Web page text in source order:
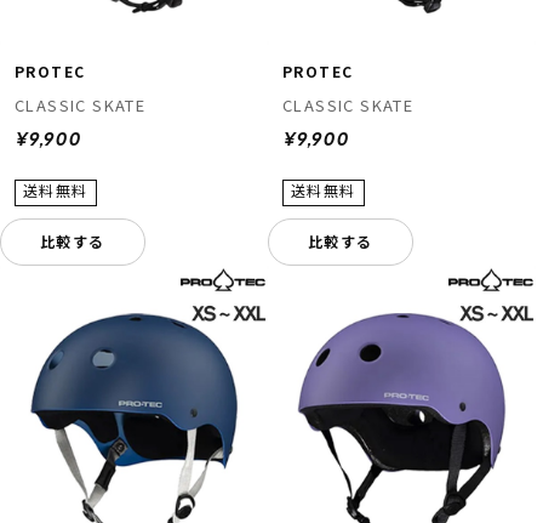
PROTEC
CLASSIC SKATE
¥9,900
比較する
PROTEC
CLASSIC SKATE
¥9,900
比較する